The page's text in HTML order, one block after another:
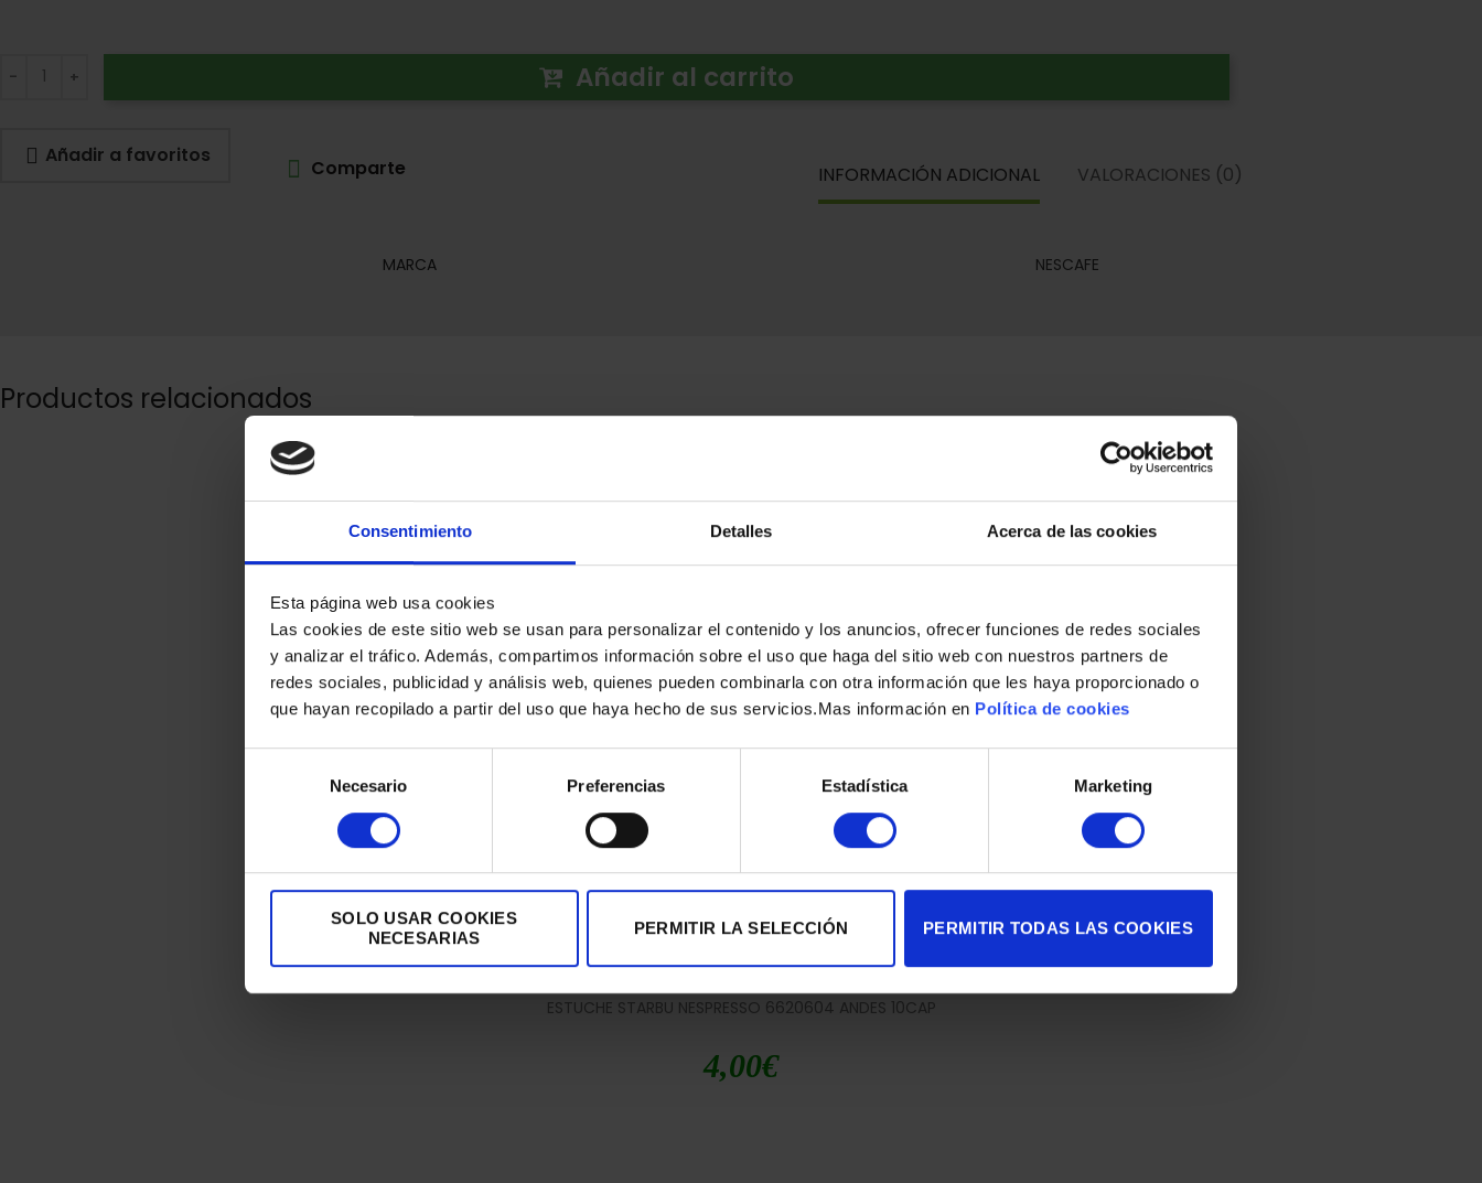
Consentimiento Detalles Acerca de las cookies
Esta página web usa cookies
Las cookies de este sitio web se usan para personalizar el contenido y los anuncios, ofrecer funciones de redes sociales
y analizar el tráfico. Además, compartimos información sobre el uso que haga del sitio web con nuestros partners de
redes sociales, publicidad y análisis web, quienes pueden combinarla con otra información que les haya proporcionado o
que hayan recopilado a partir del uso que haya hecho de sus servicios.Mas información en Política de cookies
consentimiento
Necesario Preferencias Estadística Marketing
SOLO USAR COOKIES
NECESARIAS
PERMITIR LA SELECCIÓN PERMITIR TODAS LAS COOKIES
Añadir al carrito
Añadir a favoritos
Comparte INFORMACIÓN ADICIONAL VALORACIONES (0)
MARCA NESCAFE
Productos relacionados
ESTUCHE 12593756 DOLCE GUSTO ESPRESO MILANO
3,90€
ESTUCHE STARBU NESPRESSO 6620604 ANDES 10CAP
4,00€